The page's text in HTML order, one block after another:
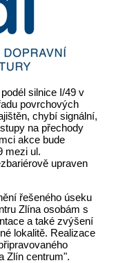
silnice I/49 v
povrchových
chybí signální,
na přechody
akce bude
mezi ul.
upraven
řešeného úseku
Zlína osobám s
a také zvýšení
lokalitě. Realizace
Zlín centrum".